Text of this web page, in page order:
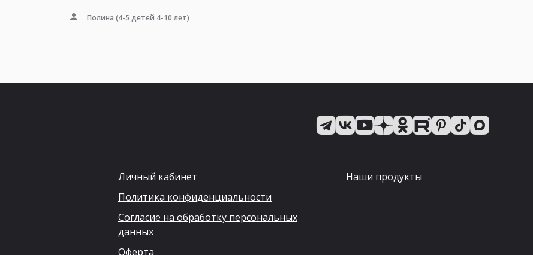
Полина (4-5 детей 4-10 лет)
Личный кабинет
Политика конфиденциальности
Согласие на обработку персональных
данных
Оферта
Наши продукты